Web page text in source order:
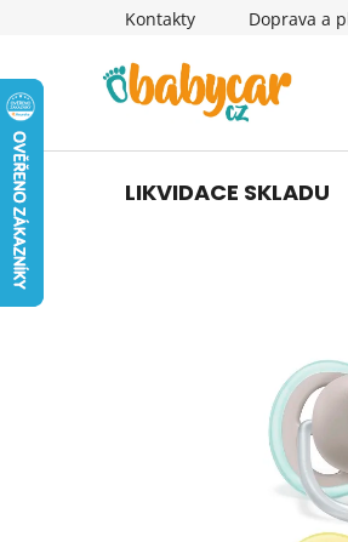
Kontakty Doprava a
LIKVIDACE SKLADU